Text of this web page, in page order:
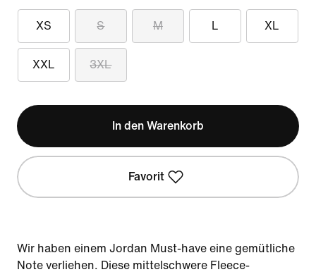
XS S M L XL
XXL 3XL
In den Warenkorb
Favorit
Wir haben einem Jordan Must-have eine gemütliche
Note verliehen. Diese mittelschwere Fleece-